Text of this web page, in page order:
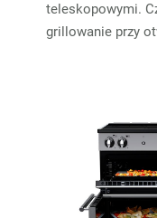
teleskopowymi.
grillowanie przy